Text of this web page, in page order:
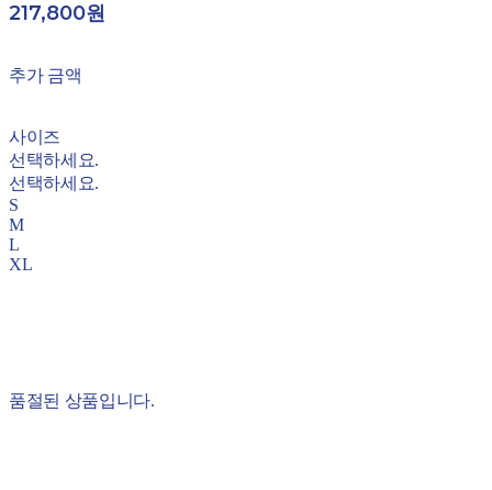
217,800원
추가 금액
사이즈
선택하세요.
선택하세요.
S
M
L
XL
품절된 상품입니다.